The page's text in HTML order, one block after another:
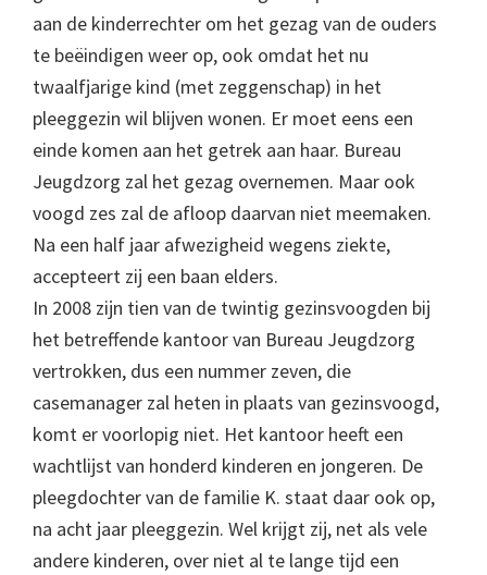
aan de kinderrechter om het gezag van de ouders
te beëindigen weer op, ook omdat het nu
twaalfjarige kind (met zeggenschap) in het
pleeggezin wil blijven wonen. Er moet eens een
einde komen aan het getrek aan haar. Bureau
Jeugdzorg zal het gezag overnemen. Maar ook
voogd zes zal de afloop daarvan niet meemaken.
Na een half jaar afwezigheid wegens ziekte,
accepteert zij een baan elders.
In 2008 zijn tien van de twintig gezinsvoogden bij
het betreffende kantoor van Bureau Jeugdzorg
vertrokken, dus een nummer zeven, die
casemanager zal heten in plaats van gezinsvoogd,
komt er voorlopig niet. Het kantoor heeft een
wachtlijst van honderd kinderen en jongeren. De
pleegdochter van de familie K. staat daar ook op,
na acht jaar pleeggezin. Wel krijgt zij, net als vele
andere kinderen, over niet al te lange tijd een